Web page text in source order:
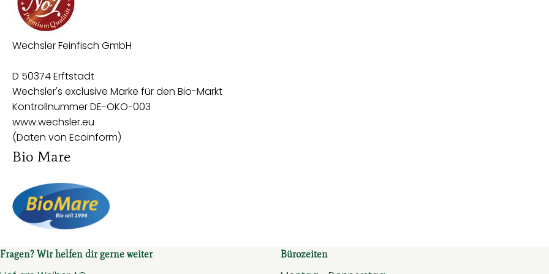
Wechsler Feinfisch GmbH
D 50374 Erftstadt
Wechsler's exclusive Marke für den Bio-Markt
Kontrollnummer DE-ÖKO-003
www.wechsler.eu
(Daten von Ecoinform)
Bio Mare
Fragen? Wir helfen dir gerne weiter Bürozeiten